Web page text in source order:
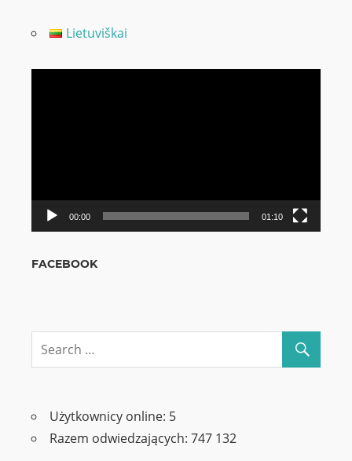
Lietuviškai
00:00 01:10
FACEBOOK
Użytkownicy online: 5
Razem odwiedzających: 747 132